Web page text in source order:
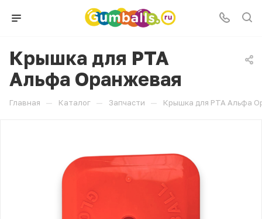
Крышка для РТА
Альфа Оранжевая
Главная — Каталог — Запчасти — Крышка для РТА Альфа